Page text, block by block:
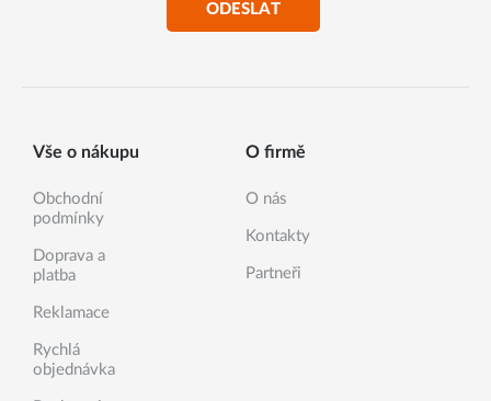
ODESLAT
Vše o nákupu
Obchodní
podmínky
Doprava a
platba
Reklamace
Rychlá
objednávka
O firmě
O nás
Kontakty
Partneři